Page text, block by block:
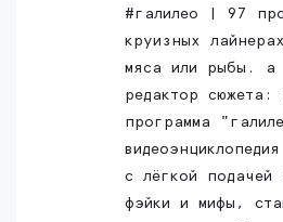
#галилео | 97
круизных
мяса или рыбы. а
редактор
программа
с лёгкой
фэйки и мифы,